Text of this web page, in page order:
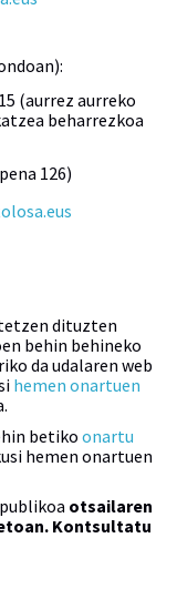
(aurrez aurreko
beharrezkoa
126)
dituzten
behin behineko
da udalaren web
hemen onartuen
betiko onartu
hemen onartuen
otsailaren
Kontsultatu